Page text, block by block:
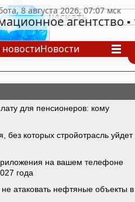
агентство
новостиНовости
Архив